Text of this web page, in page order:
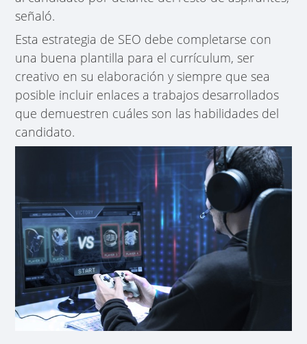
señaló.
Esta estrategia de SEO debe completarse con
una buena plantilla para el currículum, ser
creativo en su elaboración y siempre que sea
posible incluir enlaces a trabajos desarrollados
que demuestren cuáles son las habilidades del
candidato.